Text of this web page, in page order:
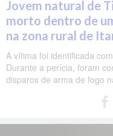
Jovem natural de
morto dentro de
na zona rural de
A vítima foi identificada
Durante a perícia, foram
disparos de arma de fogo